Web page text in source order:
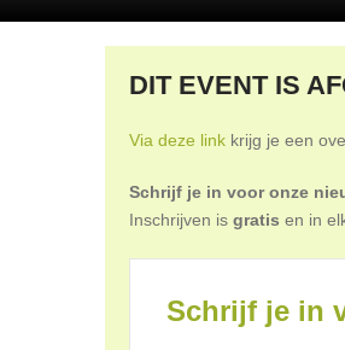
DIT EVENT IS
Via deze link krijg je een
Schrijf je in voor onze
Inschrijven is gratis en in
Schrijf je in